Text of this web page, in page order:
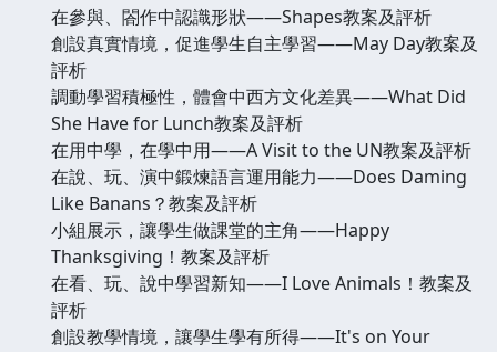
在參與、閤作中認識形狀——Shapes教案及評析
創設真實情境，促進學生自主學習——May Day教案及
評析
調動學習積極性，體會中西方文化差異——What Did
She Have for Lunch教案及評析
在用中學，在學中用——A Visit to the UN教案及評析
在說、玩、演中鍛煉語言運用能力——Does Daming
Like Banans？教案及評析
小組展示，讓學生做課堂的主角——Happy
Thanksgiving！教案及評析
在看、玩、說中學習新知——I Love Animals！教案及
評析
創設教學情境，讓學生學有所得——It's on Your